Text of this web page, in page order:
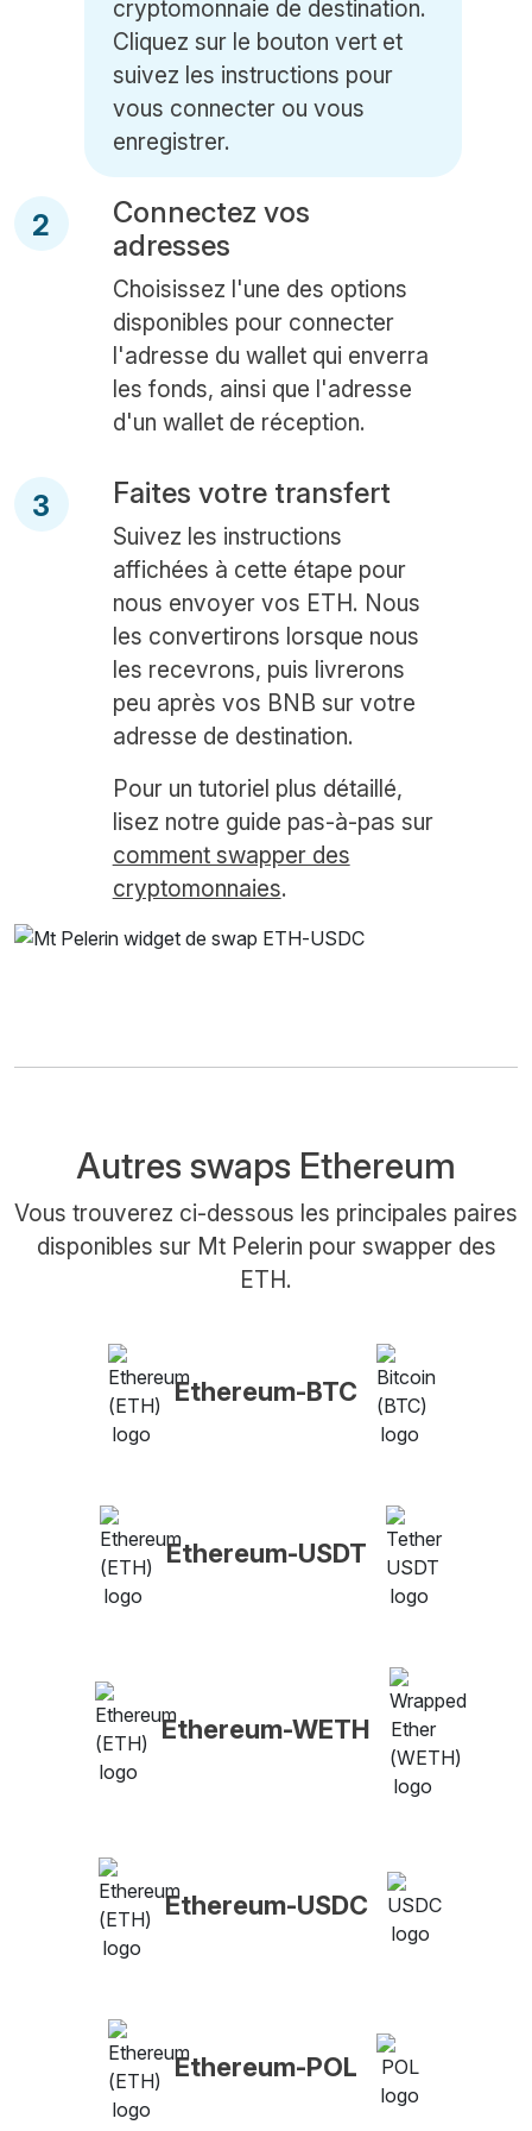
cryptomonnaie de destination.
Cliquez sur le bouton vert et
suivez les instructions pour
vous connecter ou vous
enregistrer.
2
Connectez vos
adresses
Choisissez l'une des options
disponibles pour connecter
l'adresse du wallet qui enverra
les fonds, ainsi que l'adresse
d'un wallet de réception.
3 Faites votre transfert
Suivez les instructions
affichées à cette étape pour
nous envoyer vos ETH. Nous
les convertirons lorsque nous
les recevrons, puis livrerons
peu après vos BNB sur votre
adresse de destination.
Pour un tutoriel plus détaillé,
lisez notre guide pas-à-pas sur
comment swapper des
cryptomonnaies.
Autres swaps Ethereum
Vous trouverez ci-dessous les principales paires
disponibles sur Mt Pelerin pour swapper des
ETH.
Ethereum-BTC
Ethereum-USDT
Ethereum-WETH
Ethereum-USDC
Ethereum-POL